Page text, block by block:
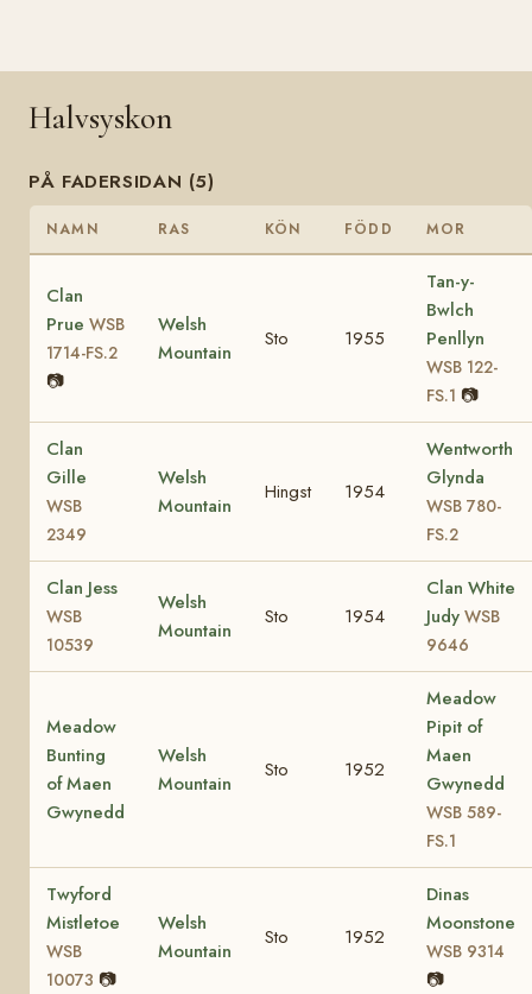
Halvsyskon
PÅ FADERSIDAN (5)
NAMN RAS KÖN FÖDD MOR
Clan
Prue WSB
1714-FS.2
📷
Welsh
Mountain
Sto 1955
Tan-y-
Bwlch
Penllyn
WSB 122-
FS.1 📷
Clan
Gille
WSB
2349
Welsh
Mountain
Hingst 1954
Wentworth
Glynda
WSB 780-
FS.2
Clan Jess
WSB
10539
Welsh
Mountain
Sto 1954
Clan White
Judy WSB
9646
Meadow
Bunting
of Maen
Gwynedd
Welsh
Mountain
Sto 1952
Meadow
Pipit of
Maen
Gwynedd
WSB 589-
FS.1
Twyford
Mistletoe
WSB
10073 📷
Welsh
Mountain
Sto 1952
Dinas
Moonstone
WSB 9314
📷